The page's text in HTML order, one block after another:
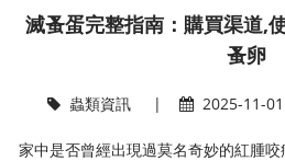
滅蚤蛋完整指南：購買渠道,
蚤卵
蟲類資訊| 2025-11-
家中是否曾經出現過莫名奇妙的紅腫